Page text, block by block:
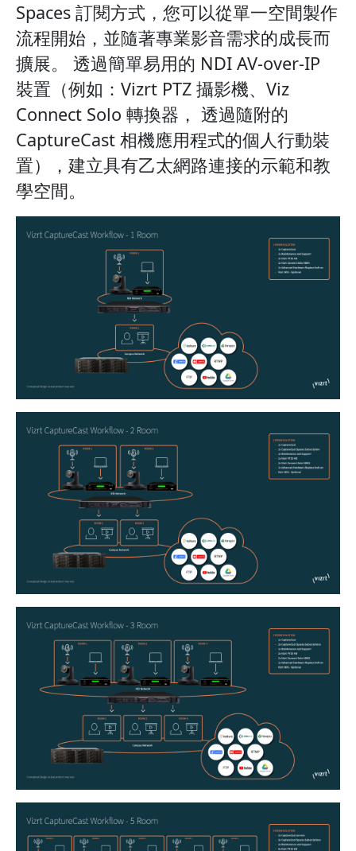
Spaces 訂閱方式，您可以從單一空間製作
流程開始，並隨著專業影音需求的成長而
擴展。 透過簡單易用的 NDI AV-over-IP
裝置（例如：Vizrt PTZ 攝影機、Viz
Connect Solo 轉換器， 透過隨附的
CaptureCast 相機應用程式的個人行動裝
置），建立具有乙太網路連接的示範和教
學空間。